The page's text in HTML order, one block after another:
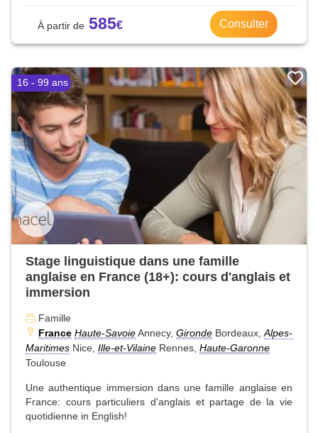
585 Consulter
16 - 99 ans
Stage linguistique dans une famille
anglaise en France (18+): cours d'anglais et
immersion
Famille
France Haute-SavoieAnnecy, Gironde Bordeaux,Alpes-
Maritimes Nice, Ille-et-Vilaine Rennes, Haute-Garonne
Toulouse
Une authentique immersion dans une famille anglaise en
France: cours particuliers d'anglais et partage de la vie
quotidienne in English!